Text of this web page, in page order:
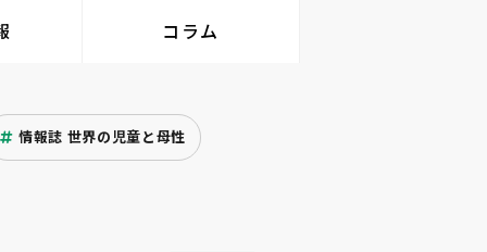
コラム
情報誌 世界の児童と母性